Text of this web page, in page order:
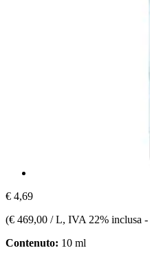
€ 4,69
(€ 469,00 / L, IVA 22% inclusa -
Contenuto: 10 ml